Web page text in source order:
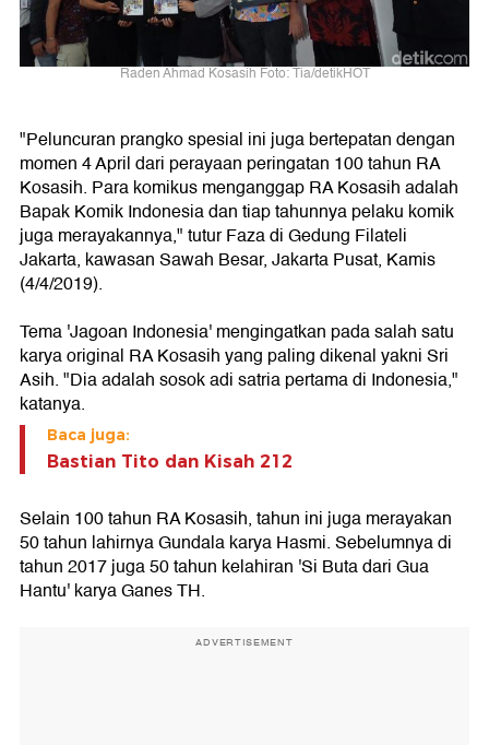
Raden Ahmad Kosasih Foto: Tia/detikHOT
"Peluncuran prangko spesial ini juga bertepatan dengan
momen 4 April dari perayaan peringatan 100 tahun RA
Kosasih. Para komikus menganggap RA Kosasih adalah
Bapak Komik Indonesia dan tiap tahunnya pelaku komik
juga merayakannya," tutur Faza di Gedung Filateli
Jakarta, kawasan Sawah Besar, Jakarta Pusat, Kamis
(4/4/2019).
Tema 'Jagoan Indonesia' mengingatkan pada salah satu
karya original RA Kosasih yang paling dikenal yakni Sri
Asih. "Dia adalah sosok adi satria pertama di Indonesia,"
katanya.
Baca juga:
Bastian Tito dan Kisah 212
Selain 100 tahun RA Kosasih, tahun ini juga merayakan
50 tahun lahirnya Gundala karya Hasmi. Sebelumnya di
tahun 2017 juga 50 tahun kelahiran 'Si Buta dari Gua
Hantu' karya Ganes TH.
ADVERTISEMENT